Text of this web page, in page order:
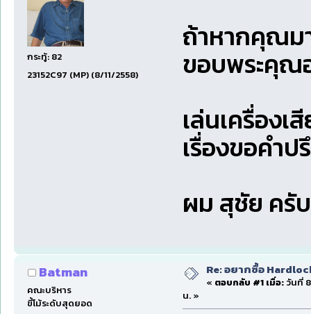
กระทู้: 82
23152C97 (MP) (8/11/2558)
ถ้าหากคุณม
ขอบพระคุณ
เล่นเครื่องเ
เรื่องขอคำ
ผม สุชัย ค
Batman
คณะบริหาร
ขี้โม้ระดับสุดยอด
Re: อยากซื้อ
« ตอบกลับ #1 เมื่อ:วันที่ 8
น. »